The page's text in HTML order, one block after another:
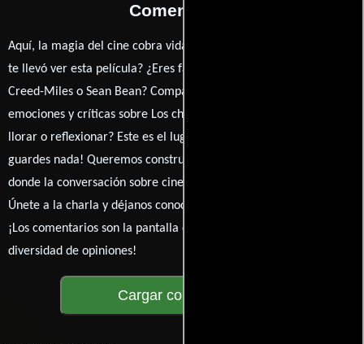
Comentarios
Aquí, la magia del cine cobra vida a través de tus opiniones. ¿Qué
te llevó ver esta película? ¿Eres fan de Terry Winsor, Charlie
Creed-Miles o Sean Bean? Comparte tus pensamientos,
emociones y críticas sobre Los chicos de Essex. ¿Te hizo reír,
llorar o reflexionar? Este es el lugar para expresarlo. ¡No te
guardes nada! Queremos construir una comunidad apasionada
donde la conversación sobre cine y series nunca se detenga.
Únete a la charla y déjanos conocer tu mundo cinematográfico.
¡Los comentarios son la pantalla donde se proyecta nuestra
diversidad de opiniones!
Cargar comentarios